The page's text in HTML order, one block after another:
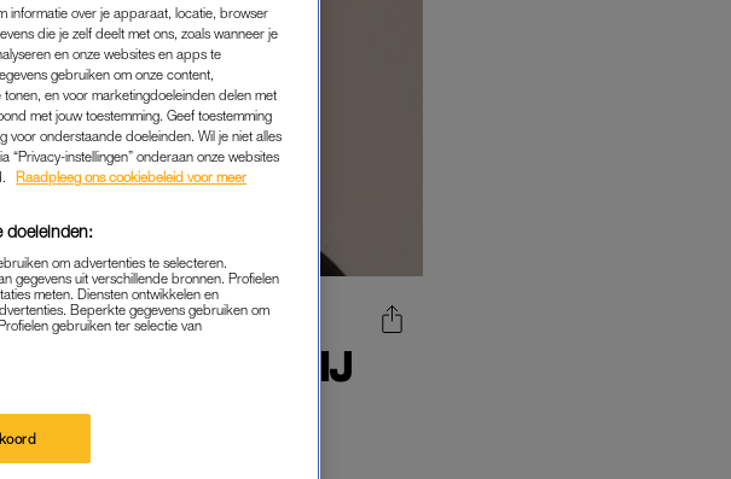
WEER BIJ
SOORT VAN
informatie over je apparaat, locatie, browser
die je zelf deelt met ons, zoals wanneer je
en onze websites en apps te
gebruiken om onze content,
en voor marketingdoeleinden delen met
met jouw toestemming. Geef toestemming
voor onderstaande doeleinden. Wil je niet alles
“Privacy-instellingen” onderaan onze websites
Raadpleeg ons cookiebeleid voor meer
doeleinden:
om advertenties te selecteren.
gegevens uit verschillende bronnen. Profielen
meten. Diensten ontwikkelen en
Beperkte gegevens gebruiken om
gebruiken ter selectie van